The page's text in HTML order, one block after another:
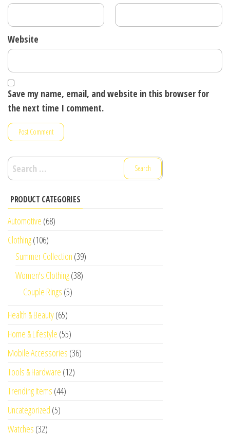
Website
Save my name, email, and website in this browser for
the next time I comment.
Search
for:
PRODUCT CATEGORIES
Automotive (68)
Clothing(106)
Summer Collection (39)
Women's Clothing(38)
Couple Rings (5)
Health & Beauty(65)
Home & Lifestyle (55)
Mobile Accessories (36)
Tools & Hardware (12)
Trending Items (44)
Uncategorized (5)
Watches (32)